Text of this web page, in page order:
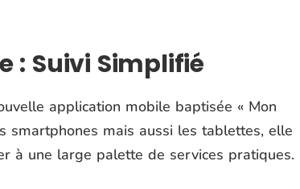
: Suivi Simplifié
application mobile baptisée « Mon
smartphones mais aussi les tablettes, elle
à une large palette de services pratiques.